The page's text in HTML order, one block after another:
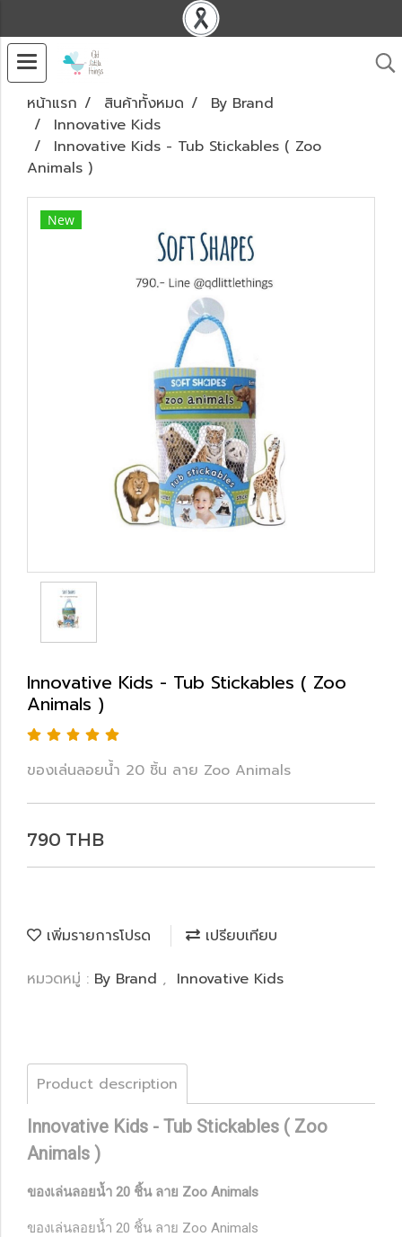
หน้าแรก สินค้าทั้งหมด
By Brand
Innovative Kids
Innovative Kids - Tub Stickables ( Zoo
Animals )
New
Innovative Kids - Tub Stickables ( Zoo
Animals )
ของเล่นลอยน้ำ 20 ชิ้น ลาย Zoo Animals
790 THB
เพิ่มรายการโปรด
เปรียบเทียบ
หมวดหมู่ : By Brand , Innovative Kids
Product description
Innovative Kids - Tub Stickables ( Zoo
Animals )
ของเล่นลอยน้ำ 20 ชิ้น ลาย Zoo Animals
ของเล่นลอยน้ำ 20 ชิ้น ลาย Zoo Animals